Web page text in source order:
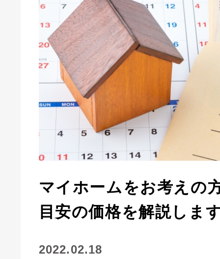
マイホームをお考えの
目安の価格を解説しま
2022.02.18